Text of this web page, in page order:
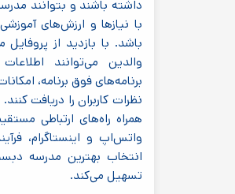
داشته باشند و بتوانند مدرسه‌ای را بیابند که
با نیازها و ارزش‌های آموزشی مورد
باشد. با بازدید از پروفایل مدارس در این
والدین می‌توانند اطلاعات دقیقی از
برنامه‌های فوق برنامه، امکانات، و همچنین
نظرات کاربران را دریافت کنند. این اطلاعات
همراه راه‌های ارتباطی مستقیم مانند شماره
واتس‌اپ و اینستاگرام، فرآیند تصمیم‌گیری
انتخاب بهترین مدرسه دبستان پسرانه